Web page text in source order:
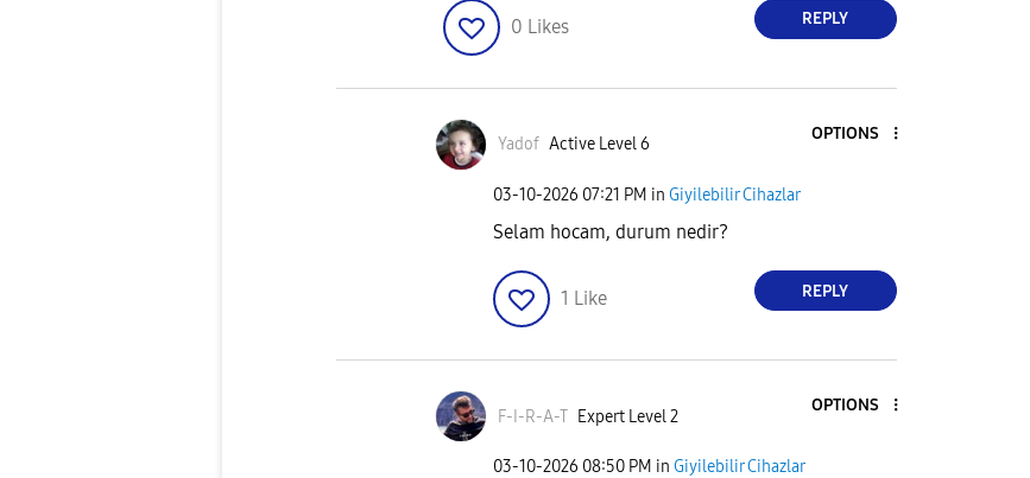
0 Likes REPLY
Yadof Active Level 6
OPTIONS
‎03-10-2026 07:21 PM in Giyilebilir Cihazlar
Selam hocam, durum nedir?
1 Like REPLY
F-I-R-A-T Expert Level 2
OPTIONS
‎03-10-2026 08:50 PM in Giyilebilir Cihazlar